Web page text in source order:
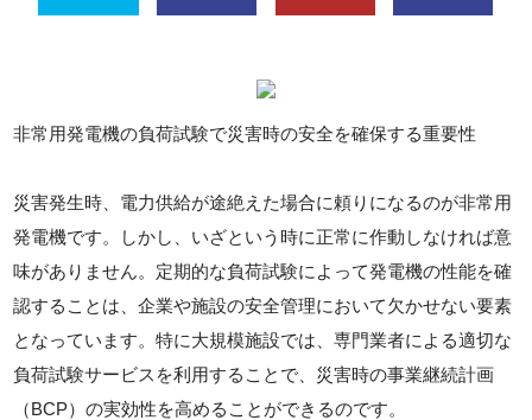
非常用発電機の負荷試験で災害時の安全を確保する重要性
災害発生時、電力供給が途絶えた場合に頼りになるのが非常用
発電機です。しかし、いざという時に正常に作動しなければ意
味がありません。定期的な負荷試験によって発電機の性能を確
認することは、企業や施設の安全管理において欠かせない要素
となっています。特に大規模施設では、専門業者による適切な
負荷試験サービスを利用することで、災害時の事業継続計画
（BCP）の実効性を高めることができるのです。